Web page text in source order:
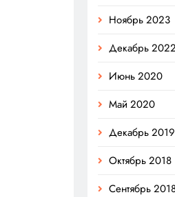
Ноябрь 2023
Декабрь 2022
Июнь 2020
Май 2020
Декабрь 2019
Октябрь 2018
Сентябрь